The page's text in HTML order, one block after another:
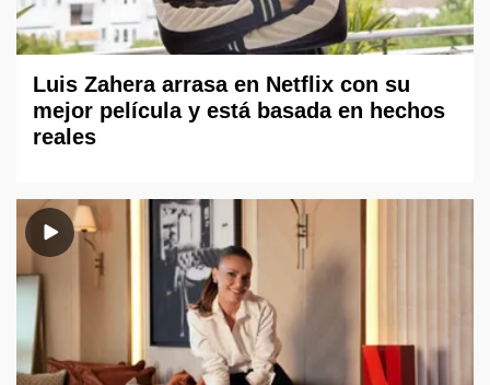
Luis Zahera arrasa en Netflix con su
mejor película y está basada en hechos
reales